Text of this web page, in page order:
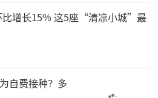
比增长15% 这5座“清凉小城”最
自费接种？多